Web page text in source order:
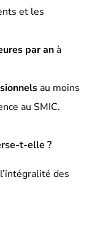
et les
par anà
au moins
au SMIC.
t-elle ?
des